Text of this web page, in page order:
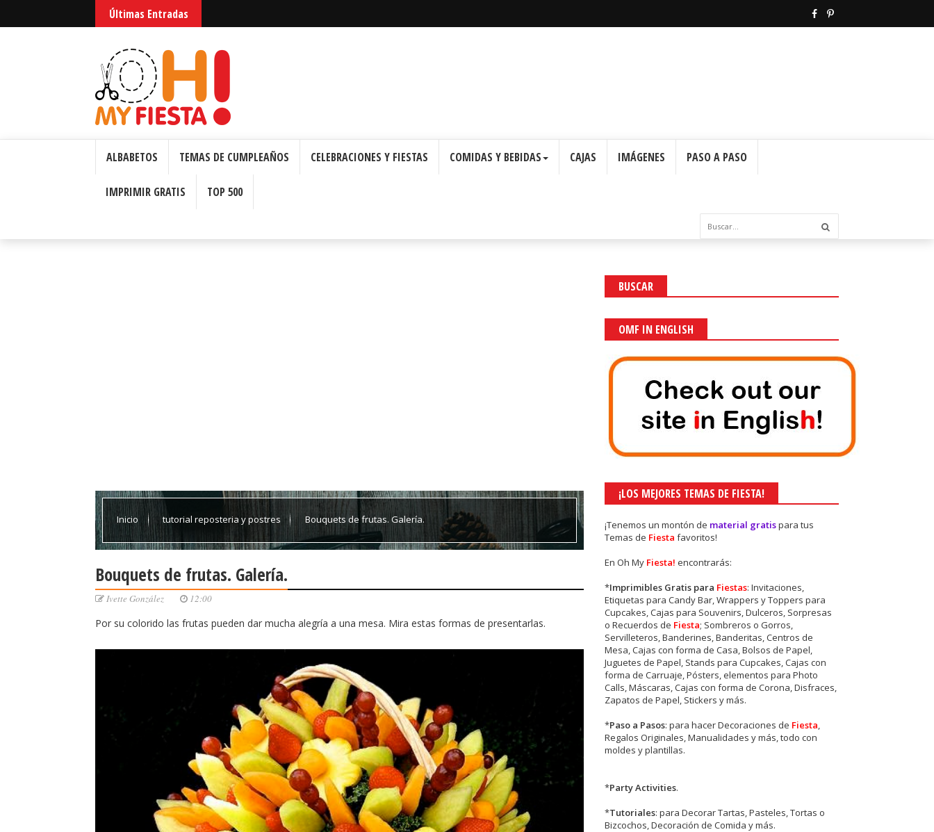
Últimas Entradas
ALBABETOS TEMAS DE CUMPLEAÑOS CELEBRACIONES Y FIESTAS COMIDAS Y BEBIDAS CAJAS IMÁGENES PASO A PASO
IMPRIMIR GRATIS TOP 500
Inicio tutorial reposteria y postres Bouquets de frutas. Galería.
Bouquets de frutas. Galería.
Ivette González 12:00
Por su colorido las frutas pueden dar mucha alegría a una mesa. Mira estas formas de presentarlas.
BUSCAR
OMF IN ENGLISH
¡LOS MEJORES TEMAS DE FIESTA!
¡Tenemos un montón de material gratispara tus
Temas de Fiestafavoritos!
En Oh My Fiesta!encontrarás:
*Imprimibles Gratis para Fiestas: Invitaciones,
Etiquetas para Candy Bar, Wrappers y Toppers para
Cupcakes, Cajas para Souvenirs, Dulceros, Sorpresas
o Recuerdos de Fiesta; Sombreros o Gorros,
Servilleteros, Banderines, Banderitas, Centros de
Mesa, Cajas con forma de Casa, Bolsos de Papel,
Juguetes de Papel, Stands para Cupcakes, Cajas con
forma de Carruaje, Pósters, elementos para Photo
Calls, Máscaras, Cajas con forma de Corona, Disfraces,
Zapatos de Papel, Stickers y más.
*Paso a Pasos: para hacer Decoraciones de Fiesta,
Regalos Originales, Manualidades y más, todo con
moldes y plantillas.
*Party Activities.
*Tutoriales: para Decorar Tartas, Pasteles, Tortas o
Bizcochos, Decoración de Comida y más.